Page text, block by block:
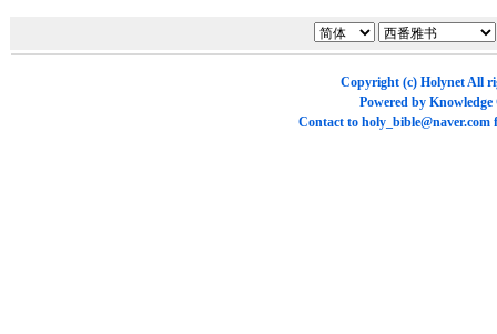
Copyright (c) HolynetAll
Powered by Knowledge
Contact to holy_bible@naver.com